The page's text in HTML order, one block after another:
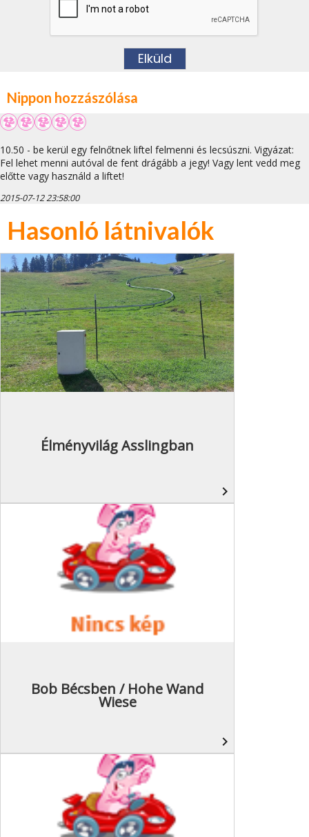
Nippon hozzászólása
10.50 - be kerül egy felnőtnek liftel felmenni és lecsúszni. Vigyázat:
Fel lehet menni autóval de fent drágább a jegy! Vagy lent vedd meg
előtte vagy használd a liftet!
2015-07-12 23:58:00
Hasonló látnivalók
Élményvilág Asslingban
navigate_next
Bob Bécsben / Hohe Wand
Wiese
navigate_next